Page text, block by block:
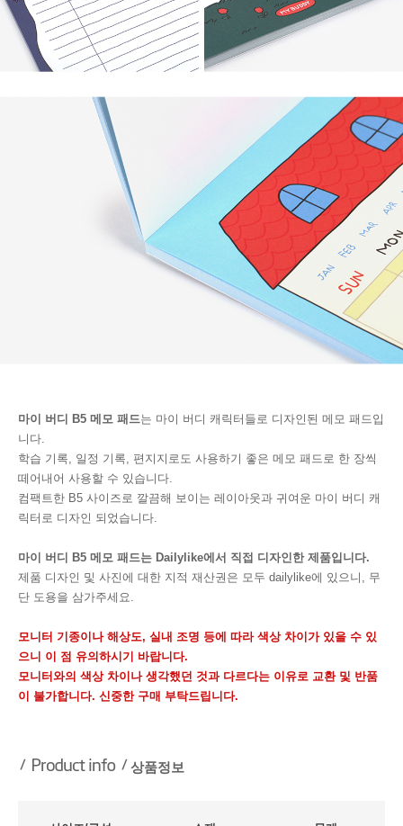
마이 버디 B5 메모 패드는 마이 버디 캐릭터들로 디자인된 메모 패드입
니다.
학습 기록, 일정 기록, 편지지로도 사용하기 좋은 메모 패드로 한 장씩
떼어내어 사용할 수 있습니다.
컴팩트한 B5 사이즈로 깔끔해 보이는 레이아웃과 귀여운 마이 버디 캐
릭터로 디자인 되었습니다.
마이 버디 B5 메모 패드는 Dailylike에서 직접 디자인한 제품입니다.
제품 디자인 및 사진에 대한 지적 재산권은 모두 dailylike에 있으니, 무
단 도용을 삼가주세요.
모니터 기종이나 해상도, 실내 조명 등에 따라 색상 차이가 있을 수 있
으니 이 점 유의하시기 바랍니다.
모니터와의 색상 차이나 생각했던 것과 다르다는 이유로 교환 및 반품
이 불가합니다. 신중한 구매 부탁드립니다.
상품정보